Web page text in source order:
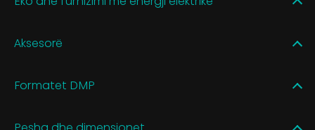
Aksesorë
Formatet DMP